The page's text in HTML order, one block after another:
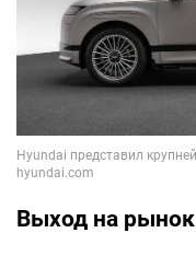
Выход на рынок